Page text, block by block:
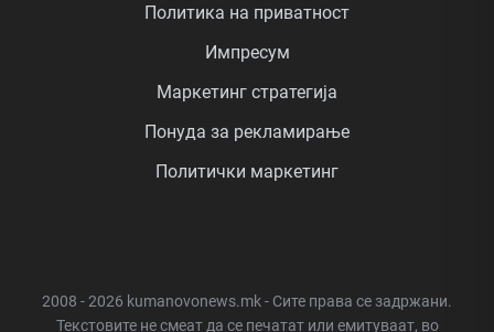
Политика на приватност
Импресум
Маркетинг стратегија
Понуда за рекламирање
Политички маркетинг
2008 - 2026 kumanovonews.mk - Сите права се задржани.
Текстовите не смеат да се печатат или емитуваат, во